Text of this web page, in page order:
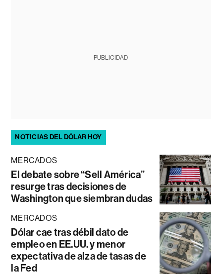
PUBLICIDAD
NOTICIAS DEL DÓLAR HOY
MERCADOS
El debate sobre “Sell América”
resurge tras decisiones de
Washington que siembran dudas
MERCADOS
Dólar cae tras débil dato de
empleo en EE.UU. y menor
expectativa de alza de tasas de
la Fed